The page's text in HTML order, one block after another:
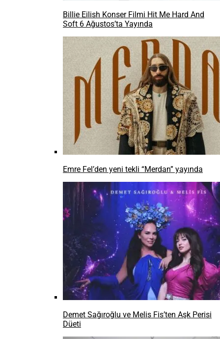
Billie Eilish Konser Filmi Hit Me Hard And
Soft 6 Ağustos’ta Yayında
Emre Fel’den yeni tekli “Merdan” yayında
Demet Sağıroğlu ve Melis Fis’ten Aşk Perisi
Düeti